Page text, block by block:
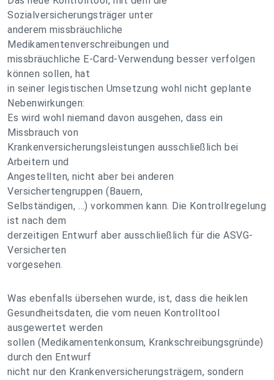
Sozialversicherungsträger unter
anderem missbräuchliche
Medikamentenverschreibungen und
missbräuchliche E-Card-Verwendung besser verfolgen
können sollen, hat
in seiner legistischen Umsetzung wohl nicht geplante
Nebenwirkungen:
Es wird wohl niemand davon ausgehen, dass ein
Missbrauch von
Krankenversicherungsleistungen ausschließlich bei
Arbeitern und
Angestellten, nicht aber bei anderen
Versichertengruppen (Bauern,
Selbständigen, …) vorkommen kann. Die Kontrollregelung
ist nach dem
derzeitigen Entwurf aber ausschließlich für die ASVG-
Versicherten
vorgesehen.
Was ebenfalls übersehen wurde, ist, dass die heiklen
Gesundheitsdaten, die vom neuen Kontrolltool
ausgewertet werden
sollen (Medikamentenkonsum, Krankschreibungsgründe)
durch den Entwurf
nicht nur den Krankenversicherungsträgern, sondern